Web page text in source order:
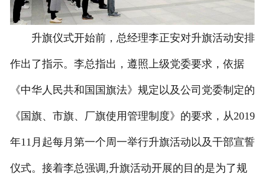
升旗仪式开始前，总经理李正安对升旗活动安排
作出了指示。李总指出，遵照上级党委要求，依据
《中华人民共和国国旗法》规定以及公司党委制定的
《国旗、市旗、厂旗使用管理制度》的要求，从2019
年11月起每月第一个周一举行升旗活动以及干部宣誓
仪式。接着李总强调,升旗活动开展的目的是为了规